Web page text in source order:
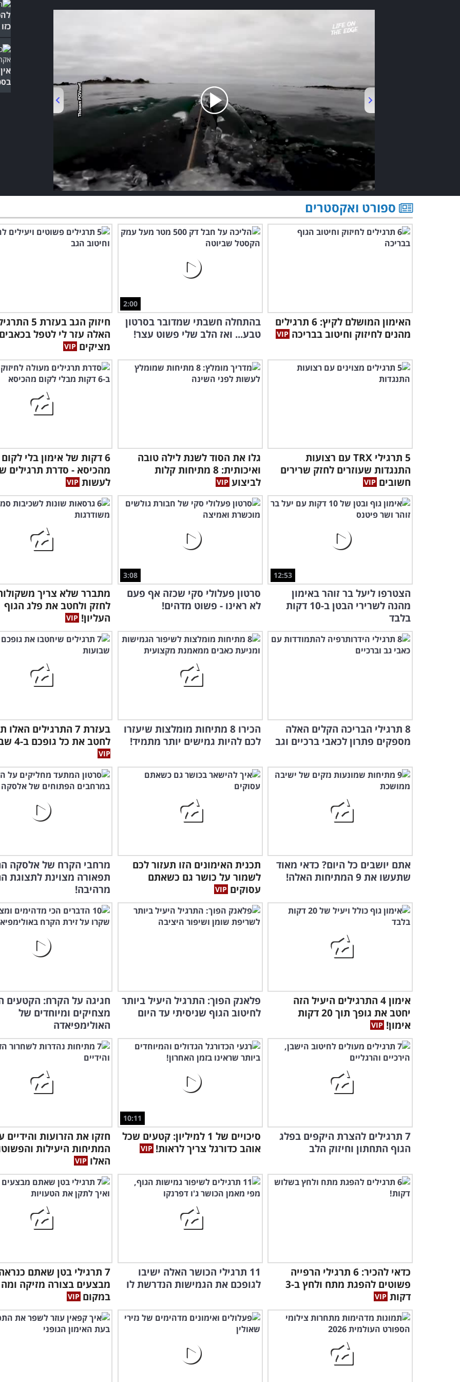
00:00/03:55
ספורט ואקסטרים
האימון המושלם לקיץ: 6 תרגילים
מהנים לחיזוק וחיטוב בבריכה
2:00
בהתחלה חשבתי שמדובר בסרטון
טבע... ואז הלב שלי פשוט עצר!
חיזוק הגב בעזרת 5
האלה עזר לי לטפל בכאבים
מציקים
5 תרגילי TRX עם רצועות
התנגדות שעוזרים לחזק שרירים
חשובים
גלו את הסוד לשנת לילה טובה
ואיכותית: 8 מתיחות קלות
לביצוע
6 דקות של אימון בלי לקום
מהכיסא - סדרת תרגילים
לעשות
12:53
הצטרפו ליעל בר זוהר באימון
מהנה לשרירי הבטן ב-10 דקות
בלבד
3:08
סרטון פעלולי סקי שכזה אף פעם
לא ראינו - פשוט מדהים!
מתברר שלא צריך
לחזק ולחטב את פלג הגוף
העליון!
8 תרגילי הבריכה הקלים האלה
מספקים פתרון לכאבי ברכיים וגב
הכירו 8 מתיחות מומלצות שיעזרו
לכם להיות גמישים יותר מתמיד!
בעזרת 7 התרגילים האלו
לחטב את כל גופכם ב-4 שבועות!
אתם יושבים כל היום? כדאי מאוד
שתעשו את 9 המתיחות האלה!
תכנית האימונים הזו תעזור לכם
לשמור על כושר גם כשאתם
עסוקים
מרחבי הקרח של אלסקה
תפאורה מצוינת לתצוגת
מרהיבה!
אימון 4 התרגילים היעיל הזה
יחטב את גופך תוך 20 דקות
אימון!
פלאנק הפוך: התרגיל היעיל ביותר
לחיטוב הגוף שניסיתי עד היום
חגיגה על הקרח: הקטעים
מצחיקים ומיוחדים של
האולימפיאדה
7 תרגילים להצרת היקפים בפלג
הגוף התחתון וחיזוק הלב
10:11
סיכויים של 1 למיליון: קטעים שכל
אוהב כדורגל צריך לראות!
המתיחות היעילות
האלו
כדאי להכיר: 6 תרגילי הרפייה
פשוטים להפגת מתח ולחץ ב-3
דקות
11 תרגילי הכושר האלה ישיבו
לגופכם את הגמישות הנדרשת לו
7 תרגילי בטן שאתם
מבצעים בצורה מזיקה
במקום